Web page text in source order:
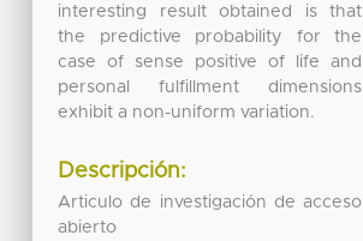
interesting result obtained is that
the predictive probability for the
case of sense positive of life and
personal fulfillment dimensions
exhibit a non-uniform variation.
Descripción:
Articulo de investigación de acceso
abierto